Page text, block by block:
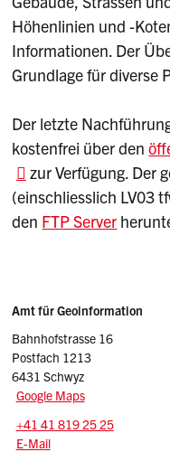
Höhenlinien und -
Informationen. Der
Grundlage für diverse
Der letzte
kostenfrei über den
zur Verfügung. Der
(einschliesslich LV03
den FTP Server
Sidebar
Adresse
Amt für Geoinformation
Bahnhofstrasse 16
Postfach 1213
6431 Schwyz
Google Maps
Tel.:
+41 41 819 25 25
E-Mail: agi
E-Mail